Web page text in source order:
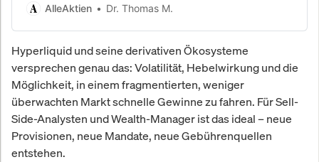
Erfahrungsberichte.
AlleAktien Dr. Thomas M.
Hyperliquid und seine derivativen Ökosysteme
versprechen genau das: Volatilität, Hebelwirkung und die
Möglichkeit, in einem fragmentierten, weniger
überwachten Markt schnelle Gewinne zu fahren. Für Sell-
Side-Analysten und Wealth-Manager ist das ideal – neue
Provisionen, neue Mandate, neue Gebührenquellen
entstehen.